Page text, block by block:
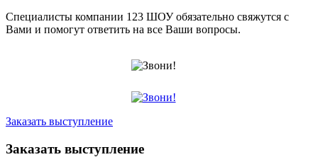
Специалисты компании 123 ШОУ обязательно свяжутся с
Вами и помогут ответить на все Ваши вопросы.
Заказать выступление
Заказать выступление